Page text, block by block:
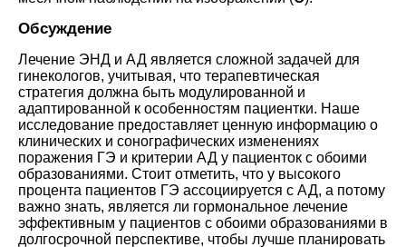
Обсуждение
Лечение ЭНД и АД является сложной задачей для
гинекологов, учитывая, что терапевтическая
стратегия должна быть модулированной и
адаптированной к особенностям пациентки. Наше
исследование предоставляет ценную информацию о
клинических и сонографических изменениях
поражения ГЭ и критерии АД у пациенток с обоими
образованиями. Стоит отметить, что у высокого
процента пациентов ГЭ ассоциируется с АД, а потому
важно знать, является ли гормональное лечение
эффективным у пациентов с обоими образованиями в
долгосрочной перспективе, чтобы лучше планировать